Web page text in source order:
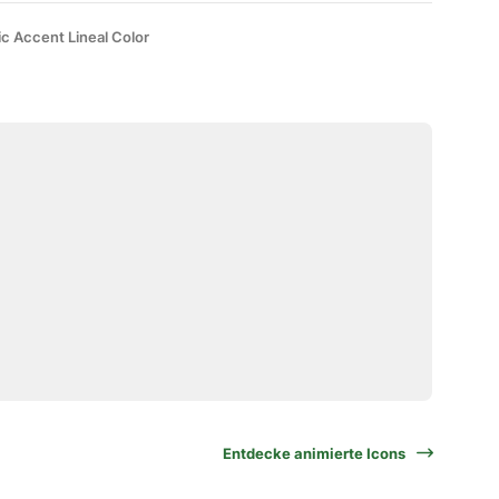
Accent Lineal Color
Entdecke animierte Icons